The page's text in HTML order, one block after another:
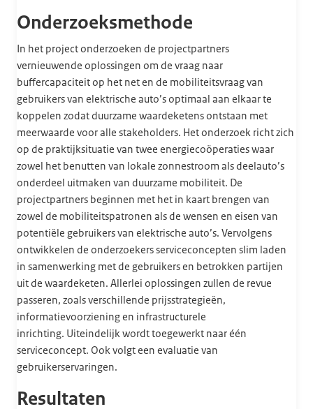
Onderzoeksmethode
In het project onderzoeken de projectpartners
vernieuwende oplossingen om de vraag naar
buffercapaciteit op het net en de mobiliteitsvraag van
gebruikers van elektrische auto’s optimaal aan elkaar te
koppelen zodat duurzame waardeketens ontstaan met
meerwaarde voor alle stakeholders. Het onderzoek richt zich
op de praktijksituatie van twee energiecoöperaties waar
zowel het benutten van lokale zonnestroom als deelauto’s
onderdeel uitmaken van duurzame mobiliteit. De
projectpartners beginnen met het in kaart brengen van
zowel de mobiliteitspatronen als de wensen en eisen van
potentiële gebruikers van elektrische auto’s. Vervolgens
ontwikkelen de onderzoekers serviceconcepten slim laden
in samenwerking met de gebruikers en betrokken partijen
uit de waardeketen. Allerlei oplossingen zullen de revue
passeren, zoals verschillende prijsstrategieën,
informatievoorziening en infrastructurele
inrichting. Uiteindelijk wordt toegewerkt naar één
serviceconcept. Ook volgt een evaluatie van
gebruikerservaringen.
Resultaten